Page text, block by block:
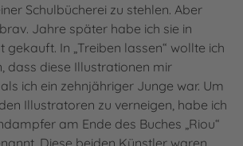
Schulbücherei zu stehlen. Aber
Jahre später habe ich sie in
gekauft. In „Treiben lassen“ wollte ich
dass diese Illustrationen mir
ich ein zehnjähriger Junge war. Um
Illustratoren zu verneigen, habe ich
am Ende des Buches „Riou“